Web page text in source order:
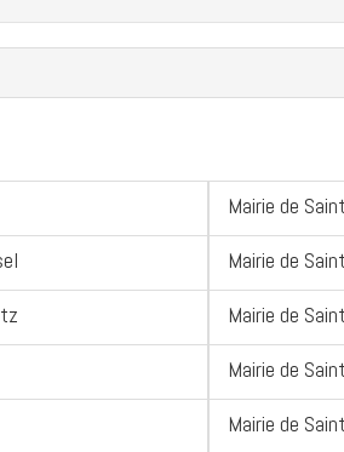
Mairie de
Mairie de
Mairie de
Mairie de
Mairie de